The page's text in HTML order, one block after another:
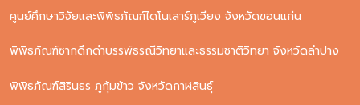
ศูนย์ศึกษาวิจัยและพิพิธภัณฑ์ไดโนเสาร์ภูเวียง จังหวัดขอนแก่น
พิพิธภัณฑ์ซากดึกดําบรรพ์ธรณีวิทยาและธรรมชาติวิทยา จังหวัดลําปาง
พิพิธภัณฑ์สิรินธร ภูกุ้มข้าว จังหวัดกาฬสินธุ์